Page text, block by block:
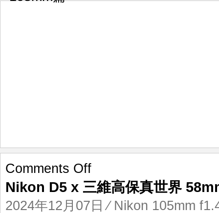
Comments Offon
D5
三
Nikon D5 x 三維高保真世界
2024年12月07日 ⁄ Nikon 105mm